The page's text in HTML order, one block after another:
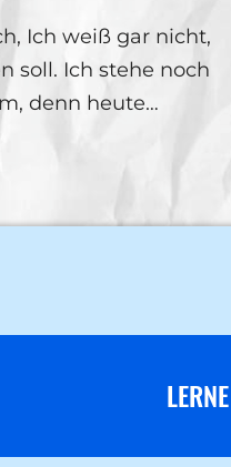
Ich weiß gar nicht,
soll. Ich stehe noch
denn heute…